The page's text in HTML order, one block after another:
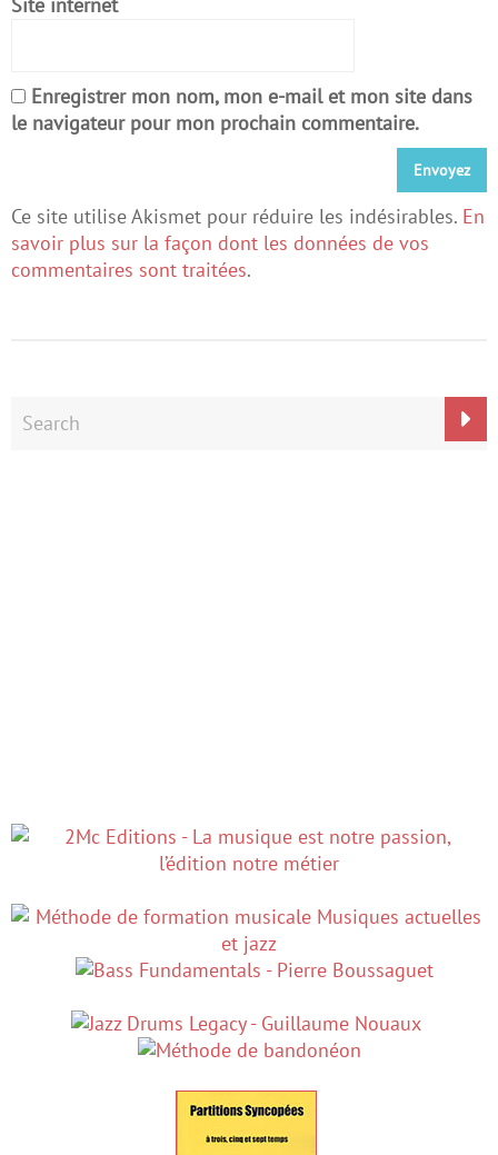
Site internet
Enregistrer mon nom, mon e-mail et mon site dans
le navigateur pour mon prochain commentaire.
Ce site utilise Akismet pour réduire les indésirables. En
savoir plus sur la façon dont les données de vos
commentaires sont traitées.